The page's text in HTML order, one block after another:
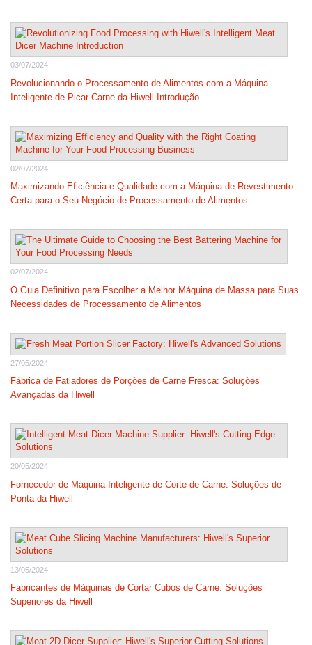
03/07/2024
Revolucionando o Processamento de Alimentos com a Máquina
Inteligente de Picar Carne da Hiwell Introdução
02/07/2024
Maximizando Eficiência e Qualidade com a Máquina de Revestimento
Certa para o Seu Negócio de Processamento de Alimentos
02/07/2024
O Guia Definitivo para Escolher a Melhor Máquina de Massa para Suas
Necessidades de Processamento de Alimentos
27/05/2024
Fábrica de Fatiadores de Porções de Carne Fresca: Soluções
Avançadas da Hiwell
20/05/2024
Fornecedor de Máquina Inteligente de Corte de Carne: Soluções de
Ponta da Hiwell
13/05/2024
Fabricantes de Máquinas de Cortar Cubos de Carne: Soluções
Superiores da Hiwell